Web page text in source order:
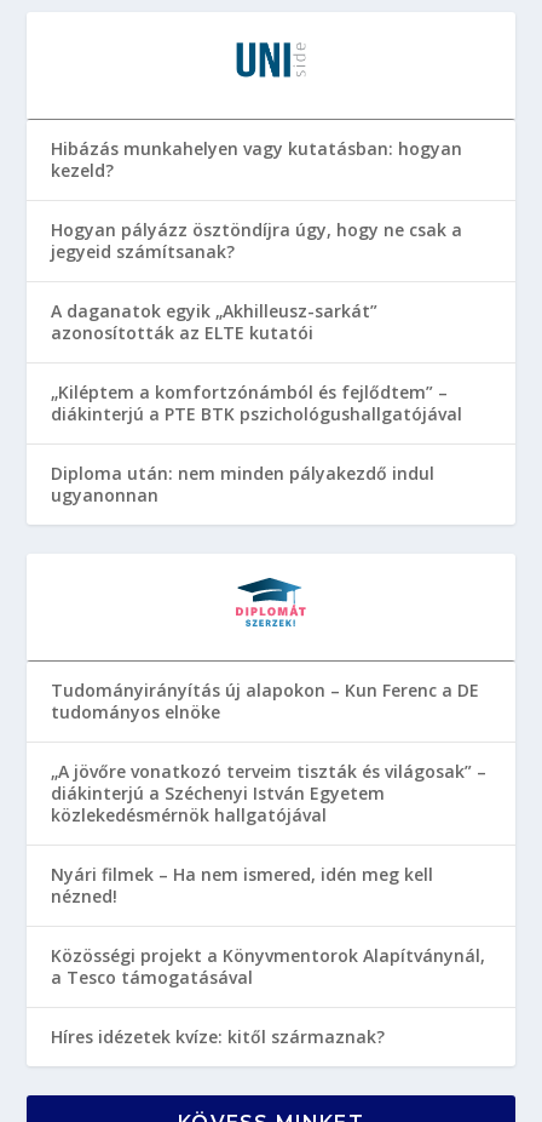
Hibázás munkahelyen vagy kutatásban: hogyan
kezeld?
Hogyan pályázz ösztöndíjra úgy, hogy ne csak a
jegyeid számítsanak?
A daganatok egyik „Akhilleusz-sarkát”
azonosították az ELTE kutatói
„Kiléptem a komfortzónámból és fejlődtem” –
diákinterjú a PTE BTK pszichológushallgatójával
Diploma után: nem minden pályakezdő indul
ugyanonnan
Tudományirányítás új alapokon – Kun Ferenc a DE
tudományos elnöke
„A jövőre vonatkozó terveim tiszták és világosak” –
diákinterjú a Széchenyi István Egyetem
közlekedésmérnök hallgatójával
Nyári filmek – Ha nem ismered, idén meg kell
nézned!
Közösségi projekt a Könyvmentorok Alapítványnál,
a Tesco támogatásával
Híres idézetek kvíze: kitől származnak?